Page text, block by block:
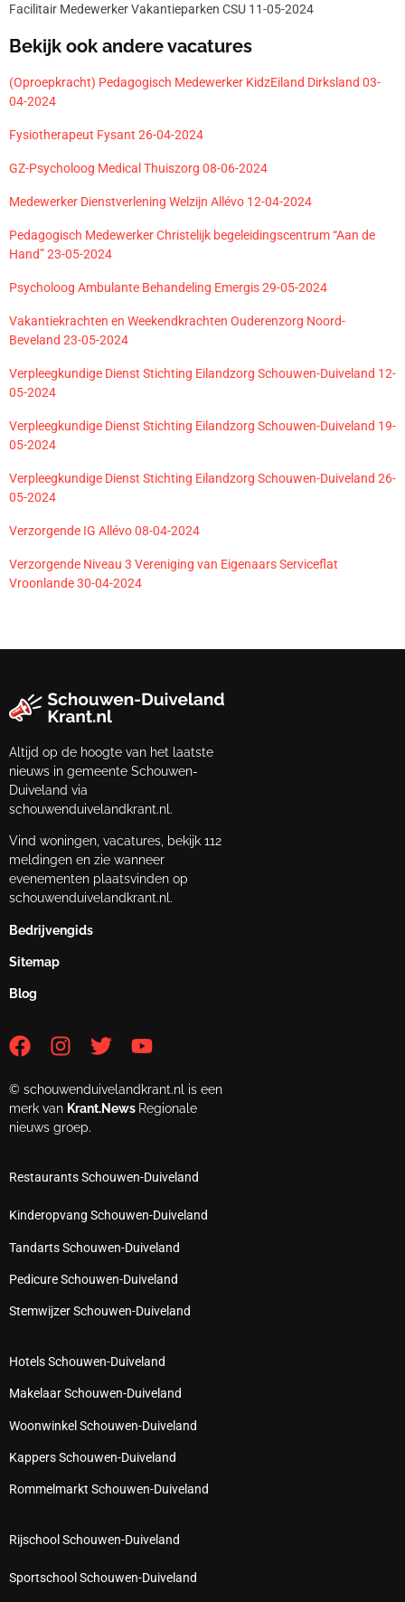
Facilitair Medewerker Vakantieparken CSU 11-05-2024
Bekijk ook andere vacatures
(Oproepkracht) Pedagogisch Medewerker KidzEiland Dirksland 03-
04-2024
Fysiotherapeut Fysant 26-04-2024
GZ-Psycholoog Medical Thuiszorg 08-06-2024
Medewerker Dienstverlening Welzijn Allévo 12-04-2024
Pedagogisch Medewerker Christelijk begeleidingscentrum “Aan de
Hand” 23-05-2024
Psycholoog Ambulante Behandeling Emergis 29-05-2024
Vakantiekrachten en Weekendkrachten Ouderenzorg Noord-
Beveland 23-05-2024
Verpleegkundige Dienst Stichting Eilandzorg Schouwen-Duiveland 12-
05-2024
Verpleegkundige Dienst Stichting Eilandzorg Schouwen-Duiveland 19-
05-2024
Verpleegkundige Dienst Stichting Eilandzorg Schouwen-Duiveland 26-
05-2024
Verzorgende IG Allévo 08-04-2024
Verzorgende Niveau 3 Vereniging van Eigenaars Serviceflat
Vroonlande 30-04-2024
Altijd op de hoogte van het laatste
nieuws in gemeente Schouwen-
Duiveland via
schouwenduivelandkrant.nl.
Vind woningen, vacatures, bekijk 112
meldingen en zie wanneer
evenementen plaatsvinden op
schouwenduivelandkrant.nl.
Bedrijvengids
Sitemap
Blog
© schouwenduivelandkrant.nl is een
merk van Krant.News Regionale
nieuws groep.
Restaurants Schouwen-Duiveland
Kinderopvang Schouwen-Duiveland
Tandarts Schouwen-Duiveland
Pedicure Schouwen-Duiveland
Stemwijzer Schouwen-Duiveland
Hotels Schouwen-Duiveland
Makelaar Schouwen-Duiveland
Woonwinkel Schouwen-Duiveland
Kappers Schouwen-Duiveland
Rommelmarkt Schouwen-Duiveland
Rijschool Schouwen-Duiveland
Sportschool Schouwen-Duiveland